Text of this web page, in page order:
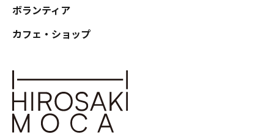
ボランティア
カフェ・ショップ